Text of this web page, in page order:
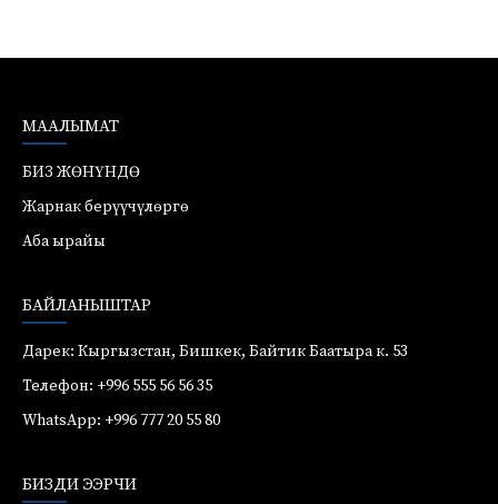
МААЛЫМАТ
БИЗ ЖӨНҮНДӨ
Жарнак берүүчүлөргө
Аба ырайы
БАЙЛАНЫШТАР
Дарек: Кыргызстан, Бишкек, Байтик Баатыра к. 53
Телефон: +996 555 56 56 35
WhatsApp: +996 777 20 55 80
БИЗДИ ЭЭРЧИ